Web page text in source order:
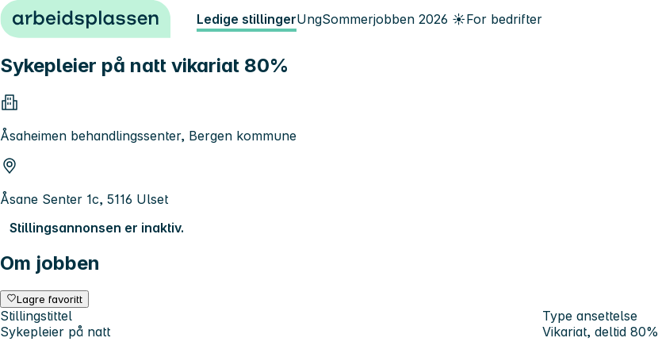
Hopp til innhold Ledige stillingerUngSommerjobben 2026 ☀️For bedrifter
Sykepleier på natt vikariat 80%
Åsaheimen behandlingssenter, Bergen kommune
Åsane Senter 1c, 5116 Ulset
Stillingsannonsen er inaktiv.
Om jobben
Lagre favoritt
Stillingstittel
Sykepleier på natt
Type ansettelse
Vikariat, deltid 80%